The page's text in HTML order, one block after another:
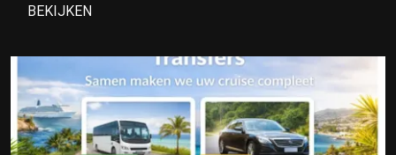
BEKIJKEN